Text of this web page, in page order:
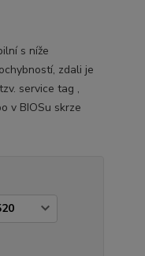
s níže
zdali je
service tag ,
v BIOSu skrze